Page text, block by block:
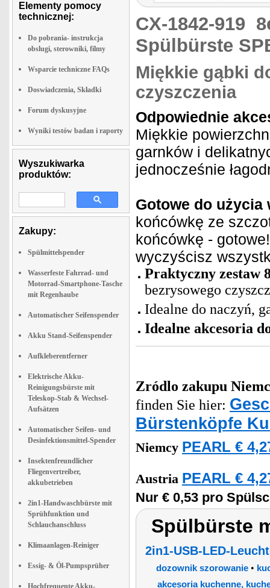
Elementy pomocy
technicznej:
Do pobrania- instrukcja
obslugi, sterowniki, filmy
Wsparcie techniczne FAQs
Doswiadczenia, Składki
Forum dyskusyjne
Wyniki testów badan i raporty
Wyszukiwarka
produktów:
Zakupy:
Spülmittelspender
Wasserfeste Fahrrad- und
Motorrad-Smartphone-Tasche
mit Regenhaube
Automatischer Seifenspender
Akku Stand-Seifenspender
Aufkleberentferner
Elektrische Akku-
Reinigungsbürste mit
Teleskop-Stab & Wechsel-
Aufsätzen
Automatischer Seifen- und
Desinfektionsmittel-Spender
Insektenfreundlicher
Fliegenvertreiber,
akkubetrieben
2in1-Handwaschbürste mit
Sprühfunktion und
Schlauchanschluss
Klimaanlagen-Reiniger
Essig- & Öl-Pumpsprüher
Hochfrequente Akku-
CX-1842-919
Spülbürste
Miękkie gąbki
czyszczenia
Odpowiednie
Miękkie
garnków i
jednocześnie
Gotowe do użycia
końcówkę ze
końcówkę -
wyczyścisz
Praktyczny zestaw
bezrysowego
Idealne do naczyń,
Idealne akcesoria
Zródlo zakupu
finden Sie hier:
Bürstenköpfe
Niemcy PEARL €
Austria PEARL €
Nur € 0,53 pro
Spülbürste
2in1-USB-LED-
dozownik szorowanie •
akcesoria kuchenne,